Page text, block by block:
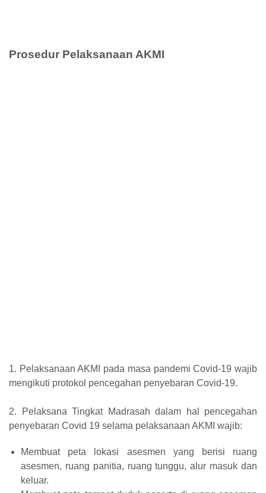
Prosedur Pelaksanaan AKMI
1. Pelaksanaan AKMI pada masa pandemi Covid-19 wajib
mengikuti protokol pencegahan penyebaran Covid-19.
2. Pelaksana Tingkat Madrasah dalam hal pencegahan
penyebaran Covid 19 selama pelaksanaan AKMI wajib:
Membuat peta lokasi asesmen yang berisi ruang
asesmen, ruang panitia, ruang tunggu, alur masuk dan
keluar.